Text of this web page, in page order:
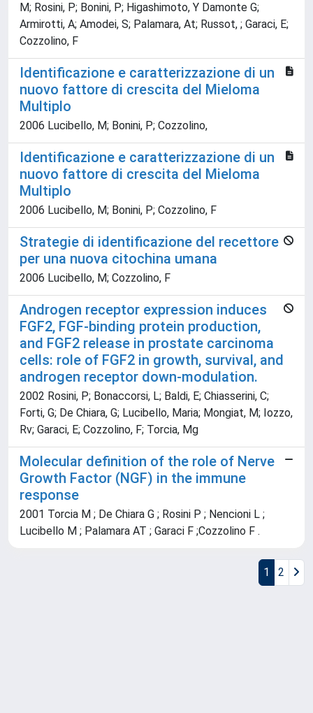
M; Rosini, P; Bonini, P; Higashimoto, Y Damonte G;
Armirotti, A; Amodei, S; Palamara, At; Russot, ; Garaci, E;
Cozzolino, F
Identificazione e caratterizzazione di un
nuovo fattore di crescita del Mieloma
Multiplo
2006 Lucibello, M; Bonini, P; Cozzolino,
Identificazione e caratterizzazione di un
nuovo fattore di crescita del Mieloma
Multiplo
2006 Lucibello, M; Bonini, P; Cozzolino, F
Strategie di identificazione del recettore
per una nuova citochina umana
2006 Lucibello, M; Cozzolino, F
Androgen receptor expression induces
FGF2, FGF-binding protein production,
and FGF2 release in prostate carcinoma
cells: role of FGF2 in growth, survival, and
androgen receptor down-modulation.
2002 Rosini, P; Bonaccorsi, L; Baldi, E; Chiasserini, C;
Forti, G; De Chiara, G; Lucibello, Maria; Mongiat, M; Iozzo,
Rv; Garaci, E; Cozzolino, F; Torcia, Mg
Molecular definition of the role of Nerve
Growth Factor (NGF) in the immune
response
2001 Torcia M ; De Chiara G ; Rosini P ; Nencioni L ;
Lucibello M ; Palamara AT ; Garaci F ;Cozzolino F .
1 2